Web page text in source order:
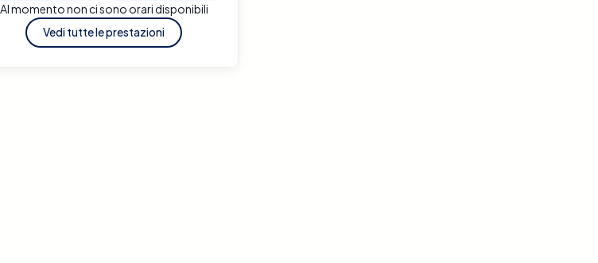
Al momento non ci sono orari disponibili
Vedi tutte le prestazioni